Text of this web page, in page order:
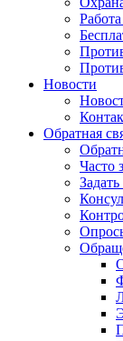
Новости
Обратная
Часто